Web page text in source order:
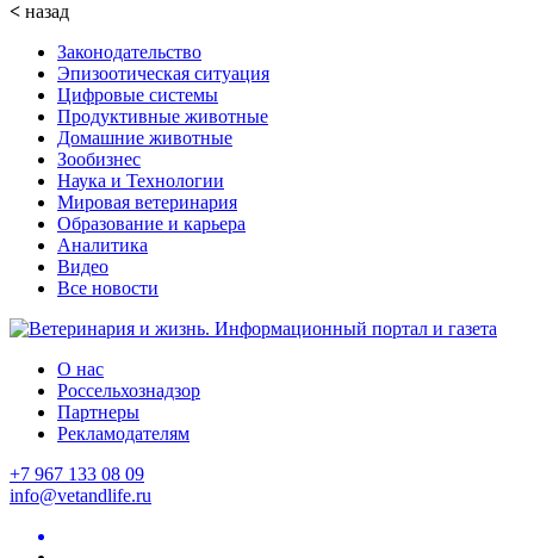
< назад
Законодательство
Эпизоотическая ситуация
Цифровые системы
Продуктивные животные
Домашние животные
Зообизнес
Наука и Технологии
Мировая ветеринария
Образование и карьера
Аналитика
Видео
Все новости
О нас
Россельхознадзор
Партнеры
Рекламодателям
+7 967 133 08 09
info@vetandlife.ru